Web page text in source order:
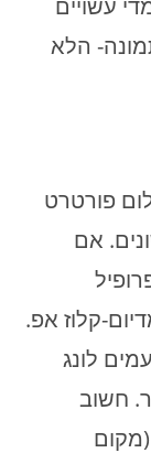
עשויים
הלא
פורטרט
אם
קלוז אפ.
לונג
חשוב